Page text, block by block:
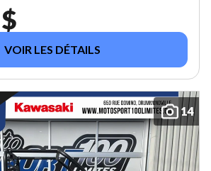
VOIR LES DÉTAILS
14